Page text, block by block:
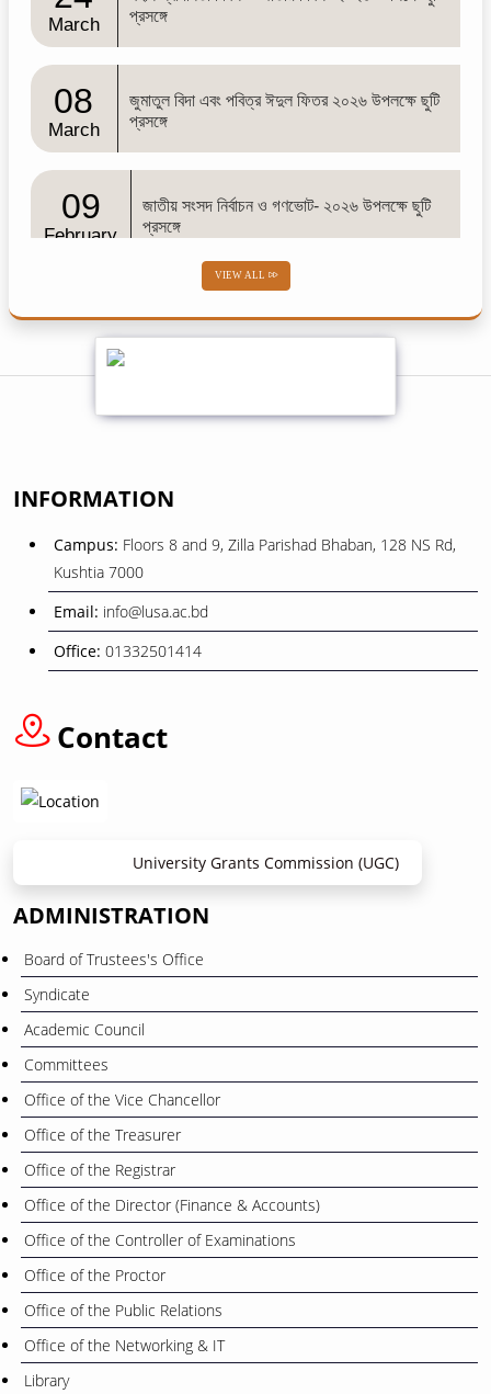
March
প্রসঙ্গে
08
March
জুমাতুল বিদা এবং পবিত্র ঈদুল ফিতর ২০২৬ উপলক্ষে ছুটি
প্রসঙ্গে
09
February
জাতীয় সংসদ নির্বাচন ও গণভোট- ২০২৬ উপলক্ষে ছুটি
প্রসঙ্গে
02
February
01 শোক সংবাদ
December
26
November
ওরিয়েন্টেশন ও বাৎসরিক শিক্ষা সফর
12 বাংলা নববর্ষ ১৪৩৩” উপলক্ষে ছুটি প্রসঙ্গে
VIEW ALL
INFORMATION
Campus: Floors 8 and 9, Zilla Parishad Bhaban, 128 NS Rd,
Kushtia 7000
Email: info@lusa.ac.bd
Office: 01332501414
Contact
University Grants Commission (UGC)
ADMINISTRATION
Board of Trustees's Office
Syndicate
Academic Council
Committees
Office of the Vice Chancellor
Office of the Treasurer
Office of the Registrar
Office of the Director (Finance & Accounts)
Office of the Controller of Examinations
Office of the Proctor
Office of the Public Relations
Office of the Networking & IT
Library